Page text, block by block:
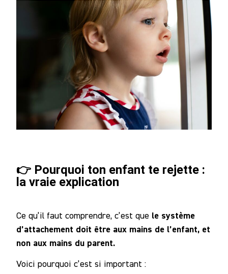
👉 Pourquoi ton enfant te rejette :
la vraie explication
Ce qu’il faut comprendre, c’est que le système
d’attachement doit être aux mains de l’enfant, et
non aux mains du parent.
Voici pourquoi c’est si important :